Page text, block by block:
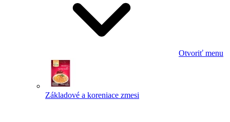
Otvoriť menu
Základové a koreniace zmesi